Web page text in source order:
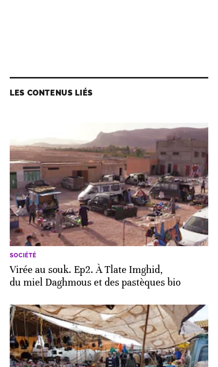
LES CONTENUS LIÉS
SOCIÉTÉ
Virée au souk. Ep2. À Tlate Imghid,
du miel Daghmous et des pastèques bio